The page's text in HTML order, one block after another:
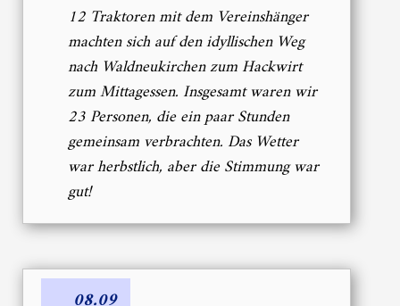
12 Traktoren mit dem Vereinshänger
machten sich auf den idyllischen Weg
nach Waldneukirchen zum Hackwirt
zum Mittagessen. Insgesamt waren wir
23 Personen, die ein paar Stunden
gemeinsam verbrachten. Das Wetter
war herbstlich, aber die Stimmung war
gut!